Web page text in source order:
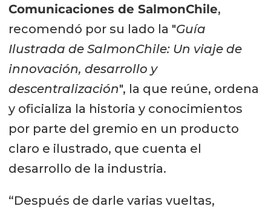
Comunicaciones de SalmonChile,
recomendó por su lado la "Guía
Ilustrada de SalmonChile: Un viaje de
innovación, desarrollo y
descentralización", la que reúne, ordena
y oficializa la historia y conocimientos
por parte del gremio en un producto
claro e ilustrado, que cuenta el
desarrollo de la industria.
“Después de darle varias vueltas,